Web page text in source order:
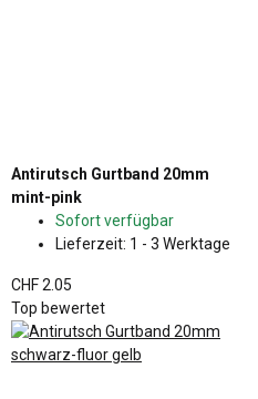
Antirutsch Gurtband 20mm
mint-pink
Sofort verfügbar
Lieferzeit: 1 - 3 Werktage
CHF 2.05
Top bewertet